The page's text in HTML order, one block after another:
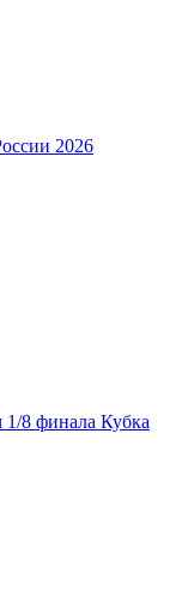
2026
1/8 финала Кубка